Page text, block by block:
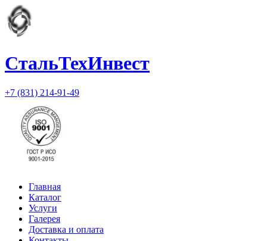
СтальТехИнвест
+7 (831) 214-91-49
Главная
Каталог
Услуги
Галерея
Доставка и оплата